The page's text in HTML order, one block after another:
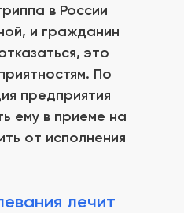
в России
и гражданин
это
По
предприятия
ему в приеме на
от исполнения
лечит